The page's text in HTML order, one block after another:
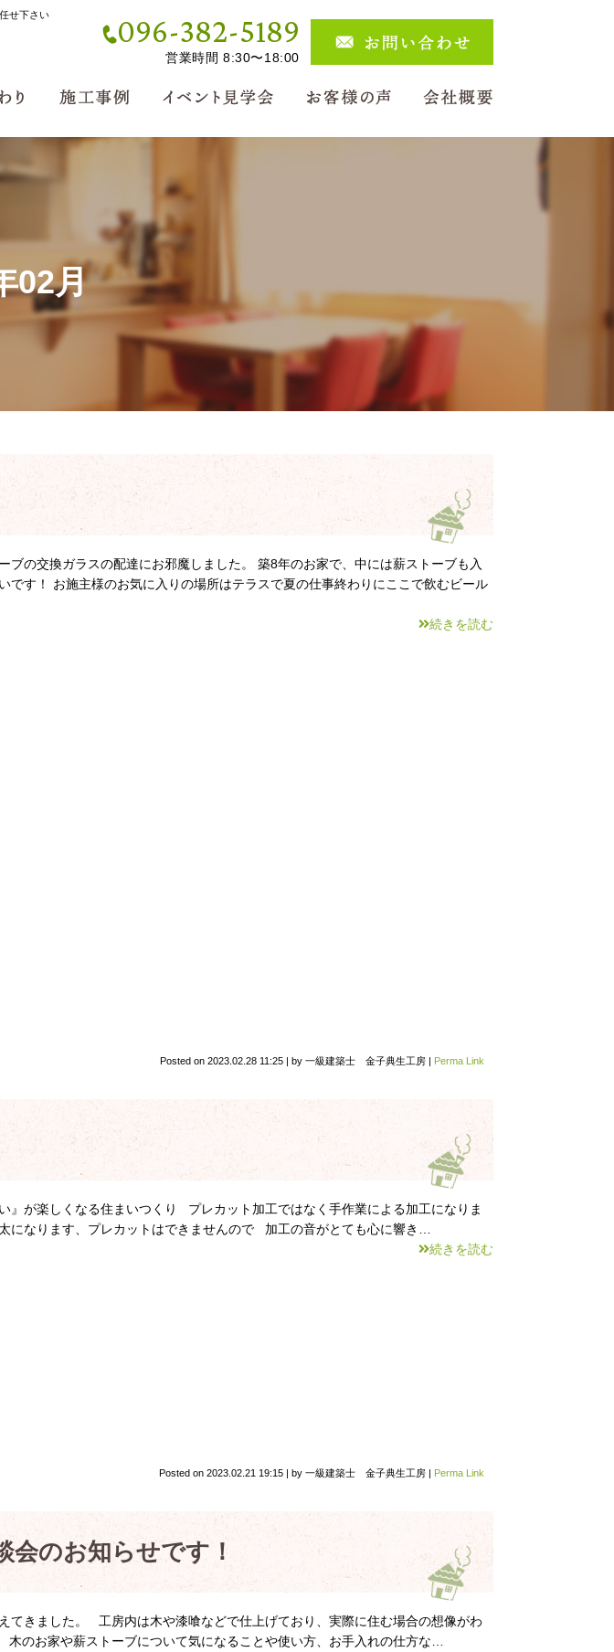
せ下さい 096-382-5189
営業時間 8:30〜18:00
02月
ブの交換ガラスの配達にお邪魔しました。 築8年のお家で、中には薪ストーブも入
です！ お施主様のお気に入りの場所はテラスで夏の仕事終わりにここで飲むビール
続きを読む
Posted on 2023.02.28 11:25 | by 一級建築士 金子典生工房 | Perma Link
』が楽しくなる住まいつくり プレカット加工ではなく手作業による加工になりま
になります、プレカットはできませんので 加工の音がとても心に響き…
続きを読む
Posted on 2023.02.21 19:15 | by 一級建築士 金子典生工房 | Perma Link
会のお知らせです！
てきました。 工房内は木や漆喰などで仕上げており、実際に住む場合の想像がわ
のお家や薪ストーブについて気になることや使い方、お手入れの仕方な…